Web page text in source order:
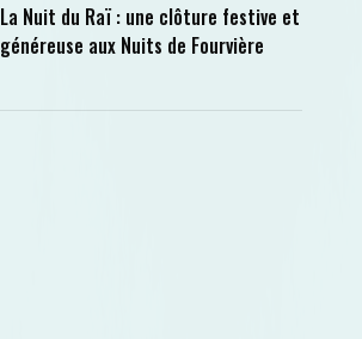
La Nuit du Raï : une clôture festive et
généreuse aux Nuits de Fourvière